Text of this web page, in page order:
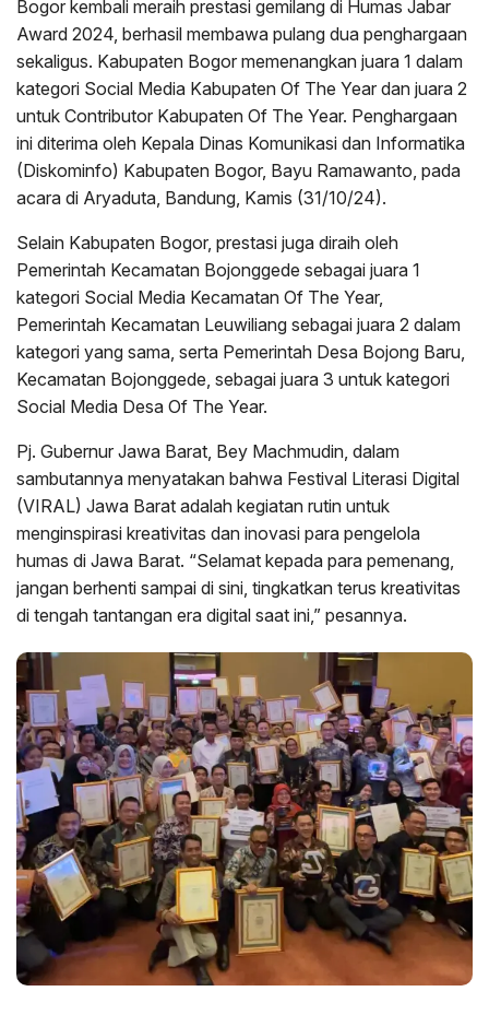
Bogor kembali meraih prestasi gemilang di Humas Jabar
Award 2024, berhasil membawa pulang dua penghargaan
sekaligus. Kabupaten Bogor memenangkan juara 1 dalam
kategori Social Media Kabupaten Of The Year dan juara 2
untuk Contributor Kabupaten Of The Year. Penghargaan
ini diterima oleh Kepala Dinas Komunikasi dan Informatika
(Diskominfo) Kabupaten Bogor, Bayu Ramawanto, pada
acara di Aryaduta, Bandung, Kamis (31/10/24).
Selain Kabupaten Bogor, prestasi juga diraih oleh
Pemerintah Kecamatan Bojonggede sebagai juara 1
kategori Social Media Kecamatan Of The Year,
Pemerintah Kecamatan Leuwiliang sebagai juara 2 dalam
kategori yang sama, serta Pemerintah Desa Bojong Baru,
Kecamatan Bojonggede, sebagai juara 3 untuk kategori
Social Media Desa Of The Year.
Pj. Gubernur Jawa Barat, Bey Machmudin, dalam
sambutannya menyatakan bahwa Festival Literasi Digital
(VIRAL) Jawa Barat adalah kegiatan rutin untuk
menginspirasi kreativitas dan inovasi para pengelola
humas di Jawa Barat. “Selamat kepada para pemenang,
jangan berhenti sampai di sini, tingkatkan terus kreativitas
di tengah tantangan era digital saat ini,” pesannya.